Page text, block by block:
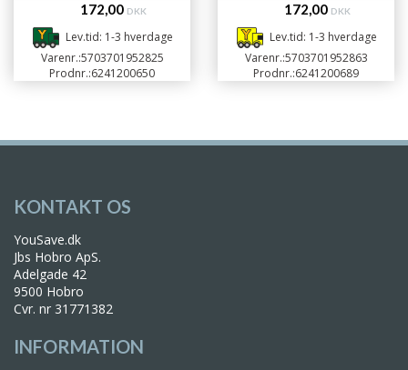
172,00 DKK
Lev.tid: 1-3 hverdage
Varenr.:5703701952825
Prodnr.:6241200650
172,00 DKK
Lev.tid: 1-3 hverdage
Varenr.:5703701952863
Prodnr.:6241200689
KONTAKT OS
YouSave.dk
Jbs Hobro ApS.
Adelgade 42
9500 Hobro
Cvr. nr 31771382
INFORMATION